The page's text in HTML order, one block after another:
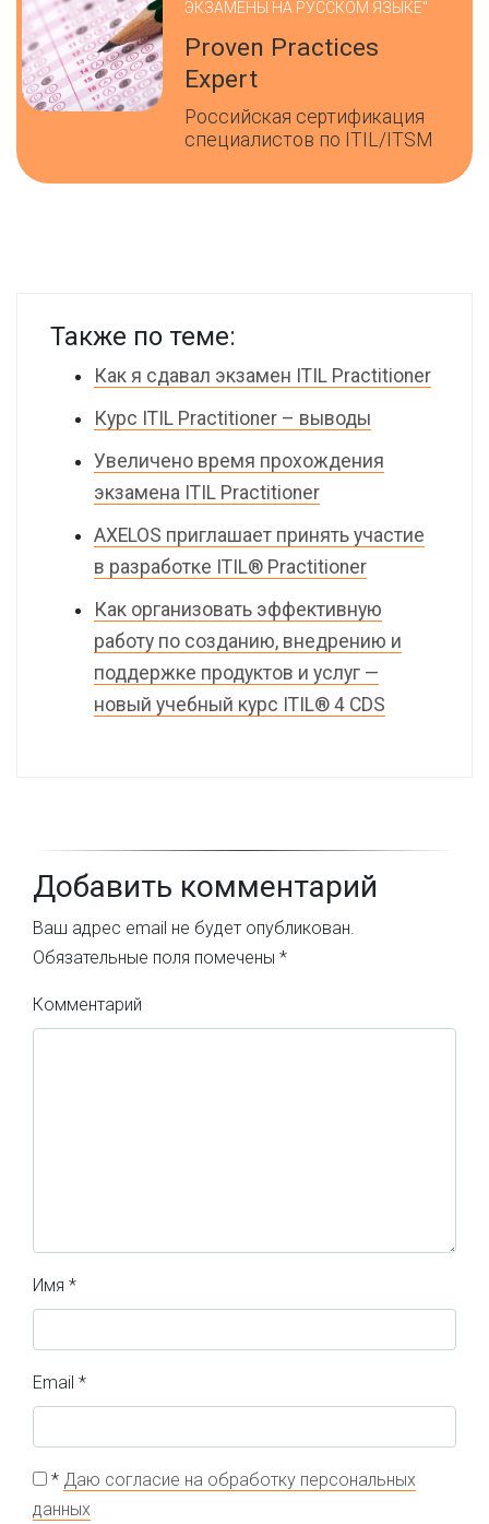
ЭКЗАМЕНЫ НА РУССКОМ ЯЗЫКЕ"
Proven Practices
Expert
Российская сертификация
специалистов по ITIL/ITSM
Также по теме:
Как я сдавал экзамен ITIL Practitioner
Курс ITIL Practitioner – выводы
Увеличено время прохождения
экзамена ITIL Practitioner
AXELOS приглашает принять участие
в разработке ITIL® Practitioner
Как организовать эффективную
работу по созданию, внедрению и
поддержке продуктов и услуг —
новый учебный курс ITIL® 4 CDS
Добавить комментарий
Ваш адрес email не будет опубликован.
Обязательные поля помечены *
Комментарий
Имя *
Email *
* Даю согласие на обработку персональных
данных